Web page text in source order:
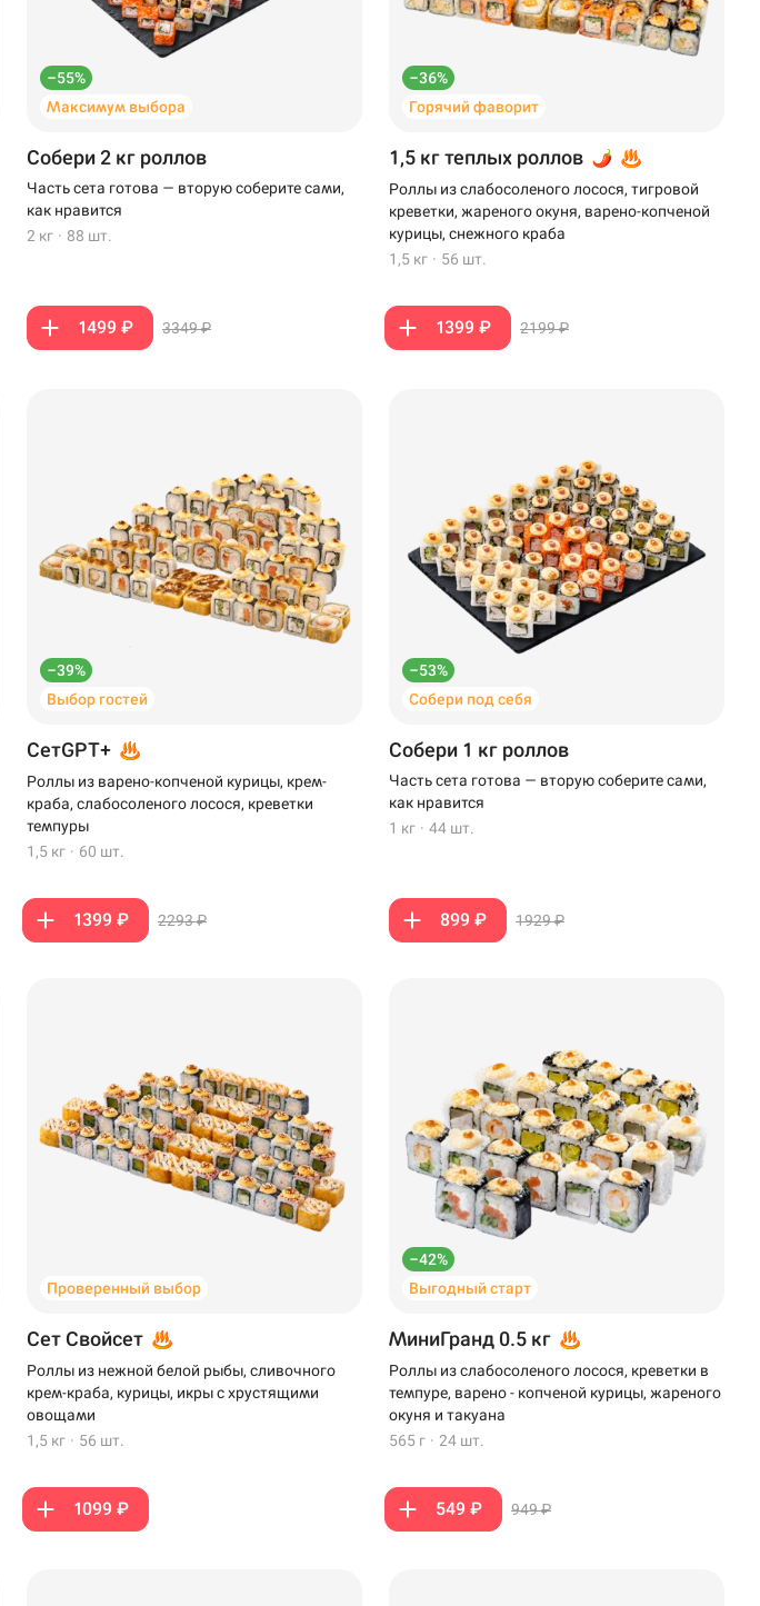
–55%
Максимум выбора
Собери 2 кг роллов
Часть сета готова — вторую соберите сами,
как нравится
2 кг · 88 шт.
1499 ₽ 3349 ₽
–36%
Горячий фаворит
1,5 кг теплых роллов
Роллы из слабосоленого лосося, тигровой
креветки, жареного окуня, варено-копченой
курицы, снежного краба
1,5 кг · 56 шт.
1399 ₽ 2199 ₽
–39%
Выбор гостей
СетGPT+
Роллы из варено-копченой курицы, крем-
краба, слабосоленого лосося, креветки
темпуры
1,5 кг · 60 шт.
1399 ₽ 2293 ₽
–53%
Собери под себя
Собери 1 кг роллов
Часть сета готова — вторую соберите сами,
как нравится
1 кг · 44 шт.
899 ₽ 1929 ₽
Проверенный выбор
Сет Свойсет
Роллы из нежной белой рыбы, сливочного
крем-краба, курицы, икры с хрустящими
овощами
1,5 кг · 56 шт.
1099 ₽
–42%
Выгодный старт
МиниГранд 0.5 кг
Роллы из слабосоленого лосося, креветки в
темпуре, варено - копченой курицы, жареного
окуня и такуана
565 г · 24 шт.
549 ₽ 949 ₽